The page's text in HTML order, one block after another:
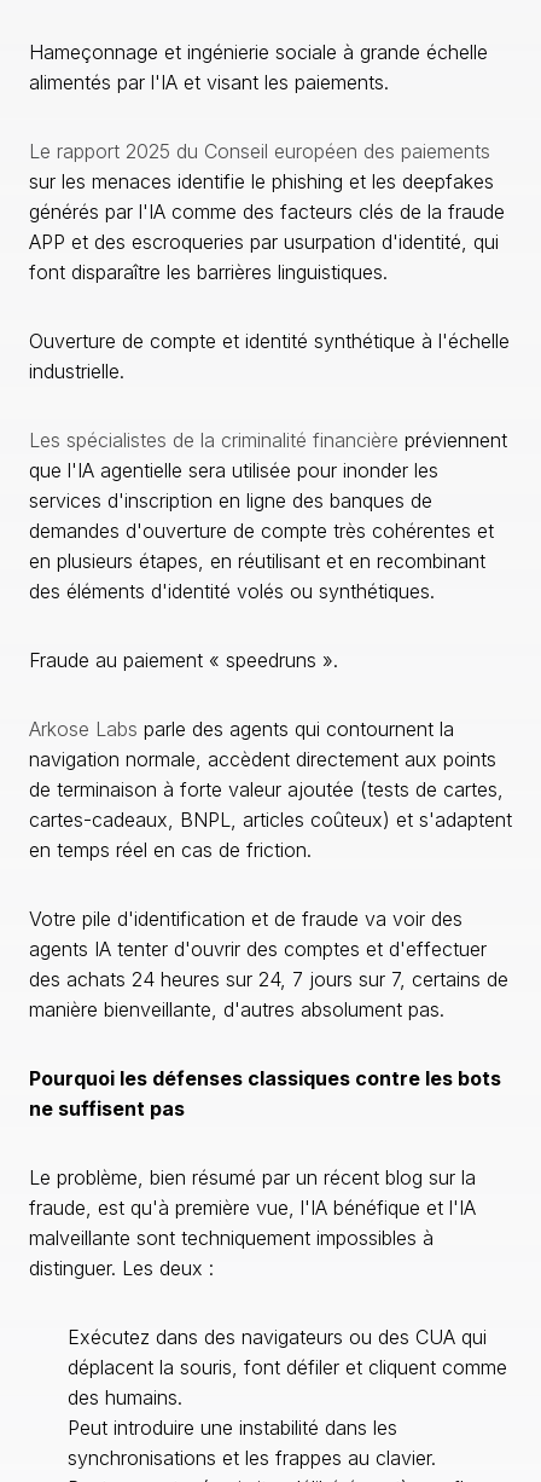
Hameçonnage et ingénierie sociale à grande échelle
alimentés par l'IA et visant les paiements.
Le rapport 2025 du Conseil européen des paiements
sur les menaces identifie le phishing et les deepfakes
générés par l'IA comme des facteurs clés de la fraude
APP et des escroqueries par usurpation d'identité, qui
font disparaître les barrières linguistiques.
Ouverture de compte et identité synthétique à l'échelle
industrielle.
Les spécialistes de la criminalité financière préviennent
que l'IA agentielle sera utilisée pour inonder les
services d'inscription en ligne des banques de
demandes d'ouverture de compte très cohérentes et
en plusieurs étapes, en réutilisant et en recombinant
des éléments d'identité volés ou synthétiques.
Fraude au paiement « speedruns ».
Arkose Labs parle des agents qui contournent la
navigation normale, accèdent directement aux points
de terminaison à forte valeur ajoutée (tests de cartes,
cartes-cadeaux, BNPL, articles coûteux) et s'adaptent
en temps réel en cas de friction.
Votre pile d'identification et de fraude va voir des
agents IA tenter d'ouvrir des comptes et d'effectuer
des achats 24 heures sur 24, 7 jours sur 7, certains de
manière bienveillante, d'autres absolument pas.
Pourquoi les défenses classiques contre les bots
ne suffisent pas
Le problème, bien résumé par un récent blog sur la
fraude, est qu'à première vue, l'IA bénéfique et l'IA
malveillante sont techniquement impossibles à
distinguer. Les deux :
Exécutez dans des navigateurs ou des CUA qui
déplacent la souris, font défiler et cliquent comme
des humains.
Peut introduire une instabilité dans les
synchronisations et les frappes au clavier.